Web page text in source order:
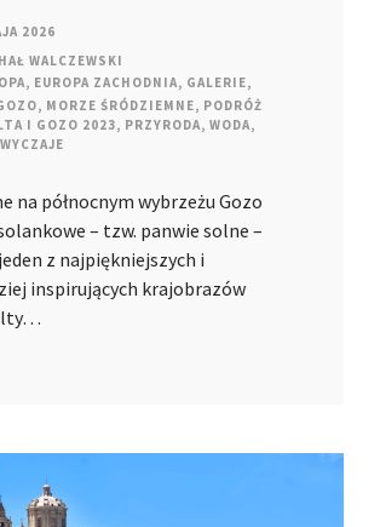
2026
WALCZEWSKI
, EUROPA ZACHODNIA, GALERIE,
, MORZE ŚRÓDZIEMNE, PODRÓŻ
I GOZO 2023, PRZYRODA, WODA,
na północnym wybrzeżu Gozo
– tzw. panwie solne –
z najpiękniejszych i
inspirujących krajobrazów